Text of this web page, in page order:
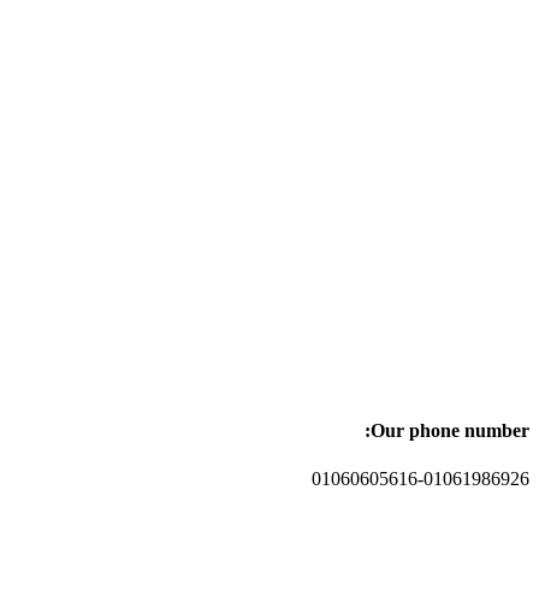
Our phone number:
01060605616-01061986926